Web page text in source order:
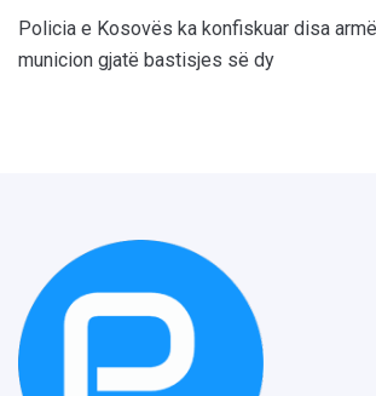
Policia e Kosovës ka konfiskuar disa
municion gjatë bastisjes së dy